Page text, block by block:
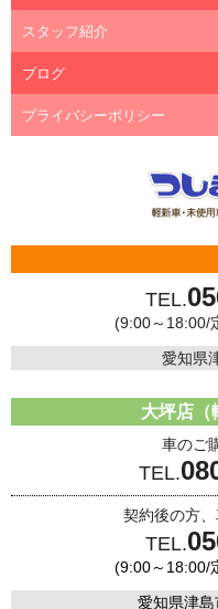
スタッフ紹介
ブログ
プライバシーポリシー
TEL.
(9:00～18:00/
愛知県
大坪店（
車のご
TEL.
契約後の方
TEL.
(9:00～18:00/
愛知県津